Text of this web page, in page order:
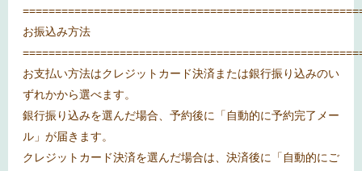
お振込み方法
お支払い方法はクレジットカード決済または銀行振り込みのい
ずれかから選べます。
銀行振り込みを選んだ場合、予約後に「自動的に予約完了メー
ル」が届きます。
クレジットカード決済を選んだ場合は、決済後に「自動的にご